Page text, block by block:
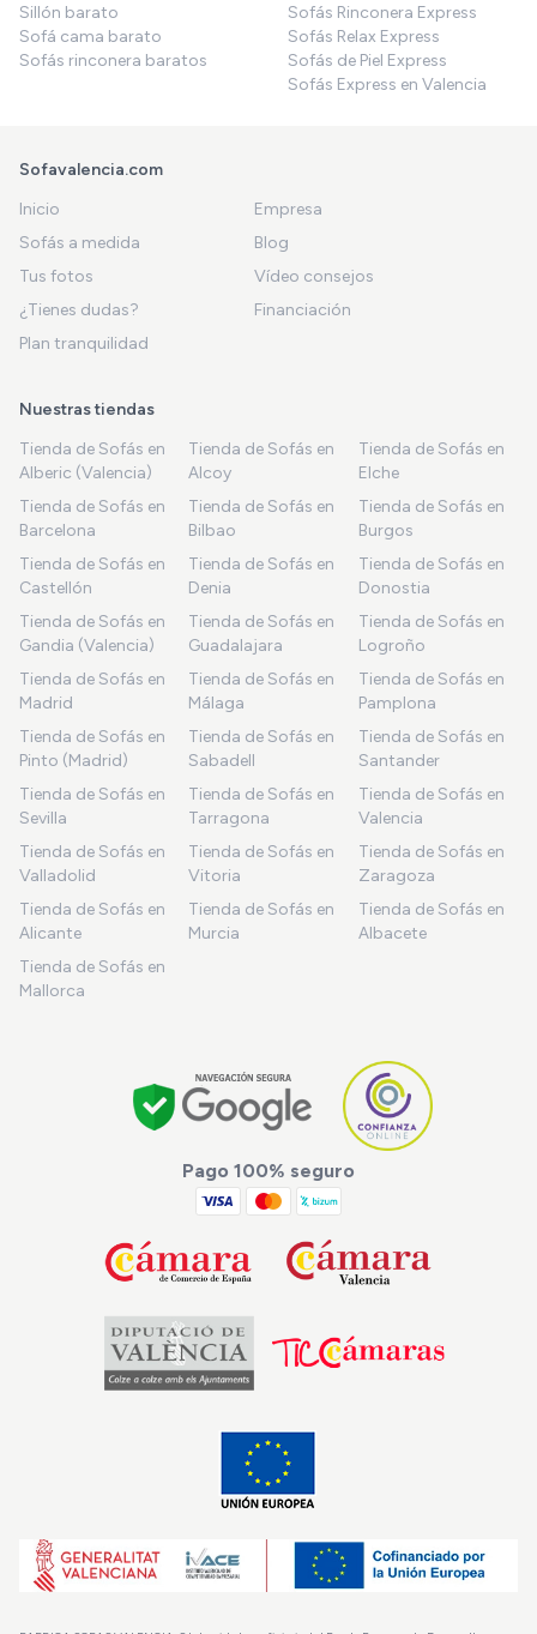
Sillón barato
Sofá cama barato
Sofás rinconera baratos
Sofás Rinconera Express
Sofás Relax Express
Sofás de Piel Express
Sofás Express en Valencia
Sofavalencia.com
Inicio
Empresa
Sofás a medida
Blog
Tus fotos
Vídeo consejos
¿Tienes dudas?
Financiación
Plan tranquilidad
Nuestras tiendas
Tienda de Sofás en
Alberic (Valencia)
Tienda de Sofás en
Alcoy
Tienda de Sofás en
Elche
Tienda de Sofás en
Barcelona
Tienda de Sofás en
Bilbao
Tienda de Sofás en
Burgos
Tienda de Sofás en
Castellón
Tienda de Sofás en
Denia
Tienda de Sofás en
Donostia
Tienda de Sofás en
Gandia (Valencia)
Tienda de Sofás en
Guadalajara
Tienda de Sofás en
Logroño
Tienda de Sofás en
Madrid
Tienda de Sofás en
Málaga
Tienda de Sofás en
Pamplona
Tienda de Sofás en
Pinto (Madrid)
Tienda de Sofás en
Sabadell
Tienda de Sofás en
Santander
Tienda de Sofás en
Sevilla
Tienda de Sofás en
Tarragona
Tienda de Sofás en
Valencia
Tienda de Sofás en
Valladolid
Tienda de Sofás en
Vitoria
Tienda de Sofás en
Zaragoza
Tienda de Sofás en
Alicante
Tienda de Sofás en
Murcia
Tienda de Sofás en
Albacete
Tienda de Sofás en
Mallorca
Pago 100% seguro